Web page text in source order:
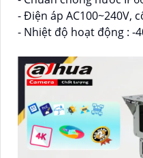
- Điện áp AC100~240V,
- Nhiệt độ hoạt động : -